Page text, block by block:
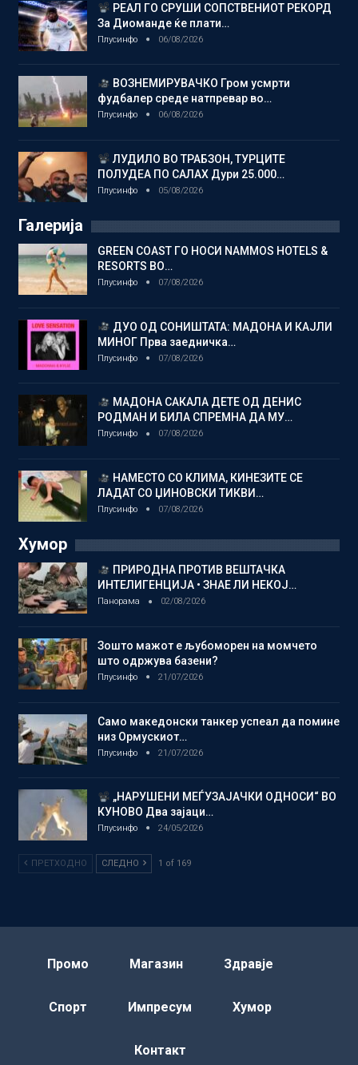
РЕАЛ ГО СРУШИ СОПСТВЕНИОТ РЕКОРД
За Диоманде ќе плати…
Плусинфо 06/08/2026
ВОЗНЕМИРУВАЧКО Гром усмрти
фудбалер среде натпревар во…
Плусинфо 06/08/2026
ЛУДИЛО ВО ТРАБЗОН, ТУРЦИТЕ
ПОЛУДЕА ПО САЛАХ Дури 25.000…
Плусинфо 05/08/2026
Галерија
GREEN COAST ГО НОСИ NAMMOS HOTELS &
RESORTS ВО…
Плусинфо 07/08/2026
ДУО ОД СОНИШТАТА: МАДОНА И КАЈЛИ
МИНОГ Прва заедничка…
Плусинфо 07/08/2026
МАДОНА САКАЛА ДЕТЕ ОД ДЕНИС
РОДМАН И БИЛА СПРЕМНА ДА МУ…
Плусинфо 07/08/2026
НАМЕСТО СО КЛИМА, КИНЕЗИТЕ СЕ
ЛАДАТ СО ЏИНОВСКИ ТИКВИ…
Плусинфо 07/08/2026
Хумор
ПРИРОДНА ПРОТИВ ВЕШТАЧКА
ИНТЕЛИГЕНЦИЈА • ЗНАЕ ЛИ НЕКОЈ…
Панорама 02/08/2026
Зошто мажот е љубоморен на момчето
што одржува базени?
Плусинфо 21/07/2026
Само македонски танкер успеал да помине
низ Ормускиот…
Плусинфо 21/07/2026
„НАРУШЕНИ МЕЃУЗАЈАЧКИ ОДНОСИ“ ВО
КУНОВО Два зајаци…
Плусинфо 24/05/2026
ПРЕТХОДНО СЛЕДНО 1 of 169
Промо Магазин Здравје
Спорт Импресум Хумор
Контакт